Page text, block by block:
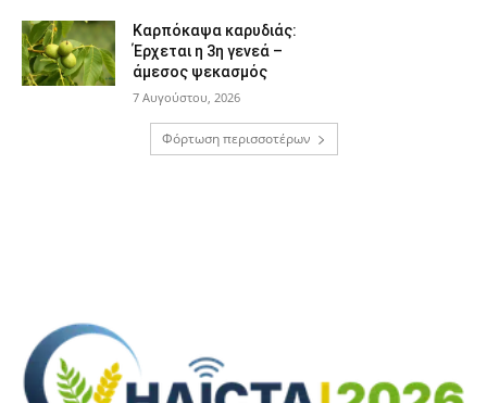
Καρπόκαψα καρυδιάς:
Έρχεται η 3η γενεά –
άμεσος ψεκασμός
7 Αυγούστου, 2026
Φόρτωση περισσοτέρων